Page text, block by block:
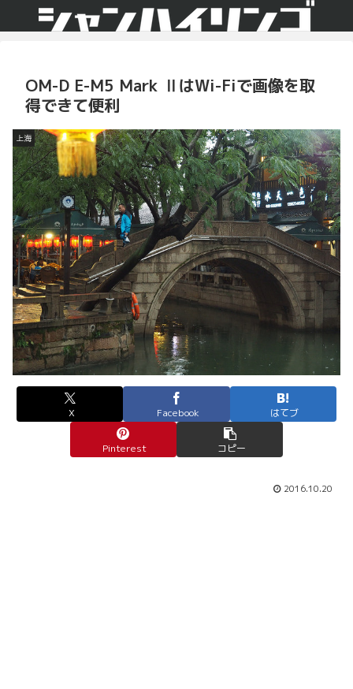
OM-D E-M5 Mark ⅡはWi-Fiで画像を取
得できて便利
上海
X Facebook はてブ
Pinterest コピー
2016.10.20